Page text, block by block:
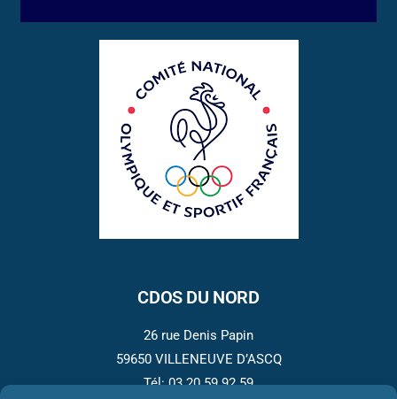
CDOS DU NORD
26 rue Denis Papin
59650 VILLENEUVE D’ASCQ
Tél: 03.20.59.92.59